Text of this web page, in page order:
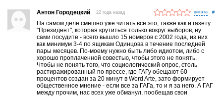
Антон Городецкий 22 года назад #
На самом деле смешно уже читать все это, также как и газету
"Президент", которая крутиться только вокруг выборов, ну
сами посудите - всего вышло 15 номеров с 2002 года, из них
как минимум 3-4 по ящикам Одинцова в течение последней
пары месяцев. По-моему нужно быть либо идиотом, либо с
хорошо проплаченной совестью, чтобы этого не понять.
Чтобы не понять того, что социологический опрос, столь
растиражированный по прессе, где ГАГу обещают 60
процентов создан за 20 минут в Word Arte, зато формирует
общественное мнение - если все за ГАГа, то и я за него. А ГАГ
между прочим, нас всех уже обманул, пообещав свои